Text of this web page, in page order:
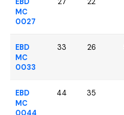
MC
0027
EBD
MC
0033
33 26
EBD
MC
0044
44 35